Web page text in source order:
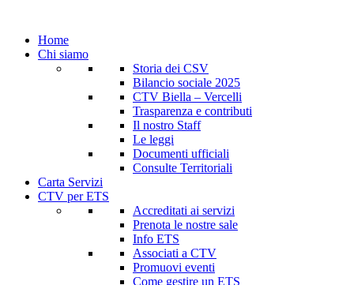
Home
Chi siamo
Storia dei CSV
Bilancio sociale 2025
CTV Biella – Vercelli
Trasparenza e contributi
Il nostro Staff
Le leggi
Documenti ufficiali
Consulte Territoriali
Carta Servizi
CTV per ETS
Accreditati ai servizi
Prenota le nostre sale
Info ETS
Associati a CTV
Promuovi eventi
Come gestire un ETS